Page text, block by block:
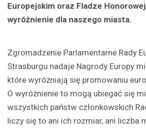
Europejskim oraz Fladze
wyróżnienie dla naszego miasta.
Zgromadzenie Parlamentarne Rady
Strasburgu nadaje Nagrody Europy
które wyróżniają się promowaniu
O wyróżnienie to mogą ubiegać się
wszystkich państw członkowskich
liczy się to ani ich rozmiar, ani liczba